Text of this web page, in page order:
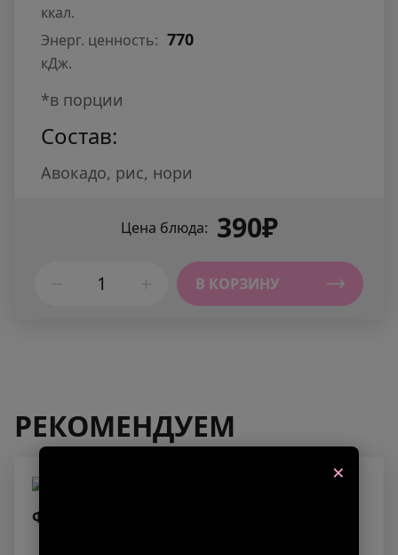
ккал.
Энерг. ценность: 770
кДж.
*в порции
Состав:
Авокадо, рис, нори
Цена блюда: 390₽
В КОРЗИНУ
РЕКОМЕНДУЕМ
Филадельфия с лососем
×